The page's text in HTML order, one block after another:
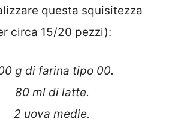
questa squisitezza
circa 15/20 pezzi):
g di farina tipo 00.
80 ml di latte.
2 uova medie.